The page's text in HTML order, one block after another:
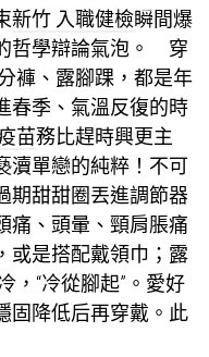
新竹 入職健檢瞬間爆
哲學辯論氣泡。 穿
褲、露腳踝，都是年
春季、氣溫反復的時
苗務比趕時興更主
瀆單戀的純粹！不可
期甜甜圈丟進調節器
痛、頭暈、頸肩脹痛
或是搭配戴領巾；露
，“冷從腳起”。愛好
固降低后再穿戴。此